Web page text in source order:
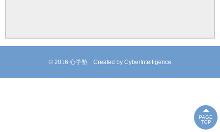
© 2016 心学塾 Created by CyberIntelligence
PAGE
TOP